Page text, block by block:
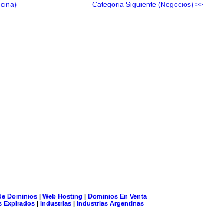
Categoria Siguiente (Negocios) >>
Dominios| Web Hosting | Dominios En Venta
Expirados | Industrias | Industrias Argentinas